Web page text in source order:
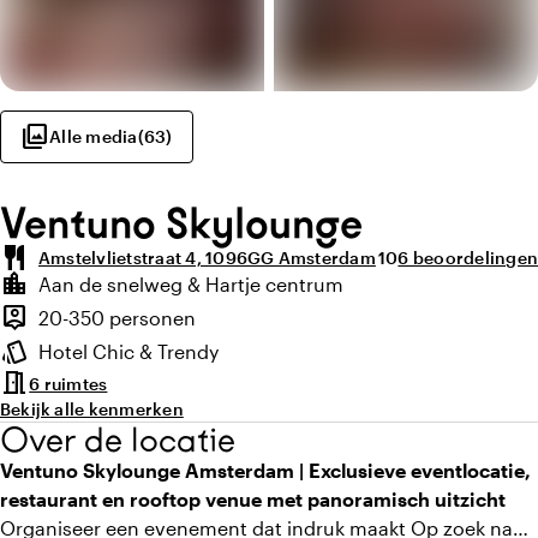
photo_libraryAlle media(63)
Ventuno Skylounge
restaurant Amstelvlietstraat 4, 1096GG AmsterdamGemiddelde
10Aantal
6 beoordelingen
Highlights
location_city
Locatie en omgeving
Aan de snelweg & Hartje centrum
person_pin
Capaciteit
20-350 personen
style
Sfeer en uitstraling
Hotel Chic & Trendy
meeting_room6 ruimtes
Bekijk alle kenmerken
Over de locatie
Ventuno Skylounge Amsterdam | Exclusieve eventlocatie,
restaurant en rooftop venue met panoramisch uitzicht
Organiseer een evenement dat indruk maakt Op zoek naar